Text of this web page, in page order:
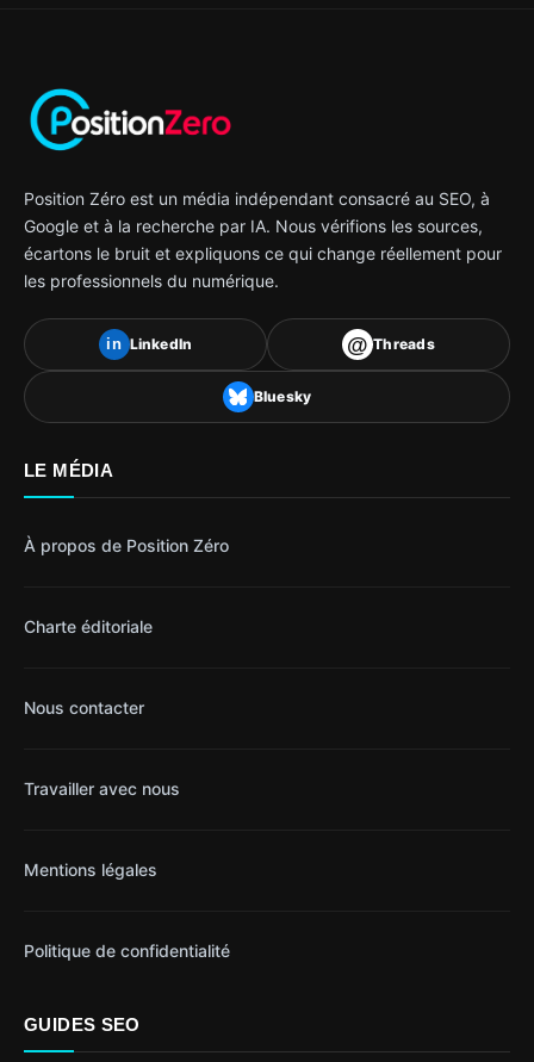
Position Zéro est un média indépendant consacré au SEO, à
Google et à la recherche par IA. Nous vérifions les sources,
écartons le bruit et expliquons ce qui change réellement pour
les professionnels du numérique.
in LinkedIn @ Threads
Bluesky
LE MÉDIA
À propos de Position Zéro
Charte éditoriale
Nous contacter
Travailler avec nous
Mentions légales
Politique de confidentialité
GUIDES SEO